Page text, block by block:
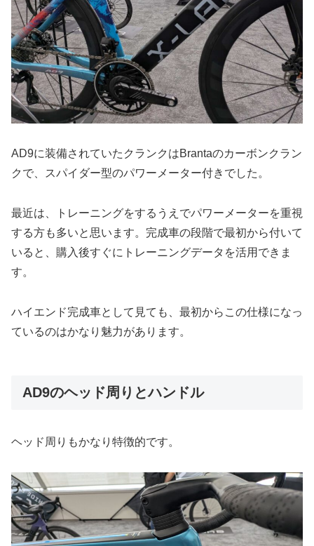
AD9に装備されていたクランクはBrantaのカーボンクラン
クで、スパイダー型のパワーメーター付きでした。
最近は、トレーニングをするうえでパワーメーターを重視
する方も多いと思います。完成車の段階で最初から付いて
いると、購入後すぐにトレーニングデータを活用できま
す。
ハイエンド完成車として見ても、最初からこの仕様になっ
ているのはかなり魅力があります。
AD9のヘッド周りとハンドル
ヘッド周りもかなり特徴的です。